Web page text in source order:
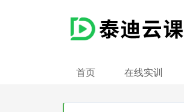
首页 在线实训